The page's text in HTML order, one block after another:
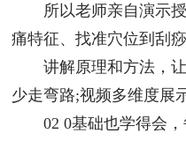
所以老师亲自演示授
痛特征、找准穴位到刮痧
讲解原理和方法，让
少走弯路;视频多维度展
02 0基础也学得会，